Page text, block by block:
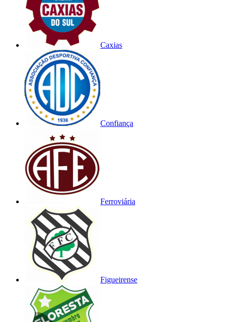
Caxias
Confiança
Ferroviária
Figueirense